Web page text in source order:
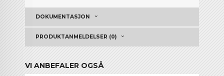
DOKUMENTASJON
PRODUKTANMELDELSER (0)
VI ANBEFALER OGSÅ